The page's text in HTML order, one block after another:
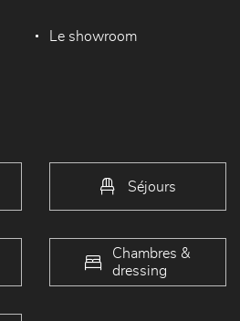
Le showroom
Séjours
Chambres &
dressing